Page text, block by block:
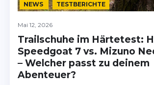
NEWS TESTBERICHTE
Mai 12, 2026
Trailschuhe im Härtetest:
Speedgoat 7 vs. Mizuno
– Welcher passt zu deinem
Abenteuer?